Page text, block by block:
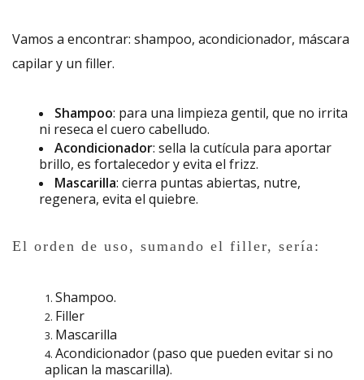
Vamos a encontrar: shampoo, acondicionador, máscara
capilar y un filler.
Shampoo: para una limpieza gentil, que no irrita
ni reseca el cuero cabelludo.
Acondicionador: sella la cutícula para aportar
brillo, es fortalecedor y evita el frizz.
Mascarilla: cierra puntas abiertas, nutre,
regenera, evita el quiebre.
El orden de uso, sumando el filler, sería:
Shampoo.
Filler
Mascarilla
Acondicionador (paso que pueden evitar si no
aplican la mascarilla).